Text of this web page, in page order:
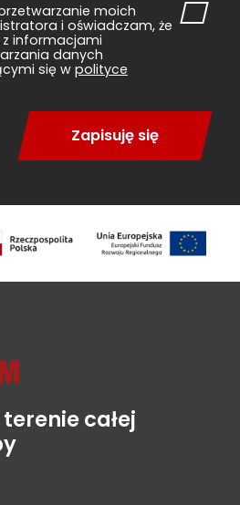
całej
moich
i oświadczam, że
informacjami
danych
się w polityce
Zapisuję się